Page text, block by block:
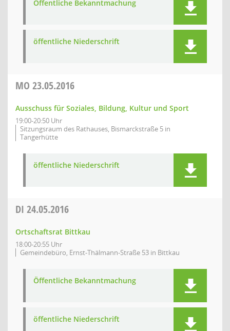
Öffentliche Bekanntmachung
öffentliche Niederschrift
MO 23.05.2016
Ausschuss für Soziales, Bildung, Kultur und Sport
19:00-20:50 Uhr
Sitzungsraum des Rathauses, Bismarckstraße 5 in
Tangerhütte
öffentliche Niederschrift
DI 24.05.2016
Ortschaftsrat Bittkau
18:00-20:55 Uhr
Gemeindebüro, Ernst-Thälmann-Straße 53 in Bittkau
Öffentliche Bekanntmachung
öffentliche Niederschrift